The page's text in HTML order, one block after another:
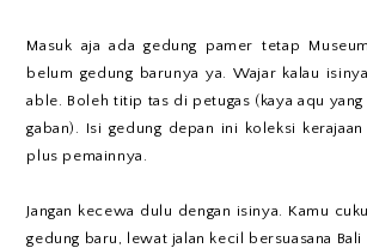
Masuk aja ada gedung pamer tetap
belum gedung barunya ya. Wajar kalau
able. Boleh titip tas di petugas (kaya aqu
gaban). Isi gedung depan ini koleksi kerajaan
plus pemainnya.
Jangan kecewa dulu dengan isinya. Kamu
gedung baru, lewat jalan kecil bersuasana Bali